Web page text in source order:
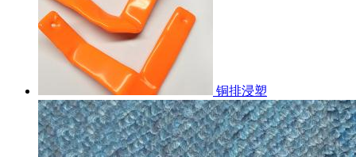
铜排浸塑